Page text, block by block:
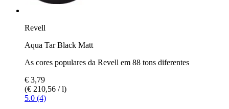
Revell
Aqua Tar Black Matt
As cores populares da Revell em 88 tons diferentes
€ 3,79
(€ 210,56 / l)
5.0 (4)